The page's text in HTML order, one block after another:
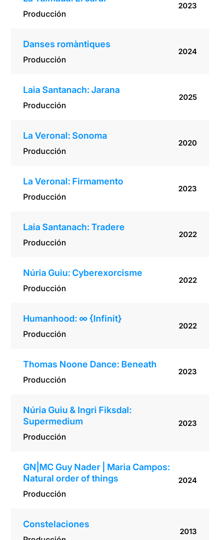
Producción
2023
Danses romàntiques
Producción
2024
Laia Santanach: Jarana
Producción
2025
La Veronal: Sonoma
Producción
2020
La Veronal: Firmamento
Producción
2023
Laia Santanach: Tradere
Producción
2022
Núria Guiu: Cyberexorcisme
Producción
2022
Humanhood: ∞ {Infinit}
Producción
2022
Thomas Noone Dance: Beneath
Producción
2023
Núria Guiu & Ingri Fiksdal:
Supermedium
Producción
2023
GN|MC Guy Nader | Maria Campos:
Natural order of things
Producción
2024
Constelaciones
2013